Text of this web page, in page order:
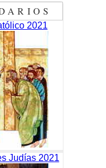
2021
Judías 2021